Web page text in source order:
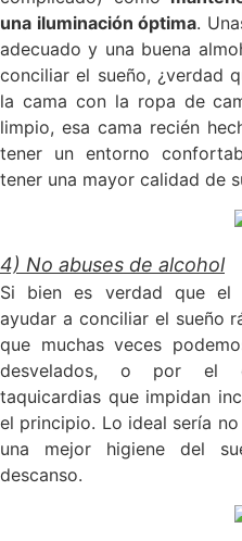
una iluminación óptima.
adecuado y una buena
conciliar el sueño, ¿verdad
la cama con la ropa de
limpio, esa cama recién
tener un entorno
tener una mayor calidad de
4) No abuses de alcohol
Si bien es verdad que el
ayudar a conciliar el sueño
que muchas veces
desvelados, o por el
taquicardias que impidan
el principio. Lo ideal sería
una mejor higiene del
descanso.